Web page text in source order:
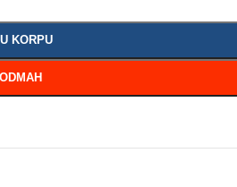
KORPU